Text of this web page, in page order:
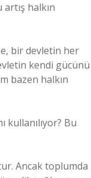
halkın
bir devletin her
kendi gücünü
bazen halkın
kullanılıyor? Bu
Ancak toplumda